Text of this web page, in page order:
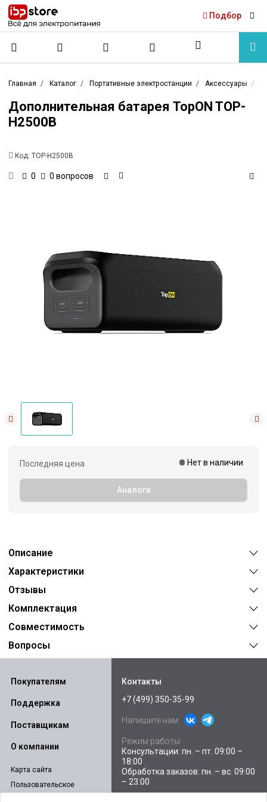
Подбор
Главная Каталог Портативные электростанции Аксессуары
Дополнительная батарея TopON TOP-
H2500B
Код: TOP-H2500B
0 0 вопросов
Последняя цена Нет в наличии
Аналоги
Описание
Характеристики
Отзывы
Комплектация
Совместимость
Вопросы
Покупателям
Поддержка
Поставщикам
О компании
Карта сайта
Пользовательское
соглашение
Контакты
+7 (499) 350-35-99
Напишите нам:
Режим работы:
Консультации: пн. – пт. 09:00 –
18:00
Обработка заказов: пн. – вс. 09:00
– 23:00